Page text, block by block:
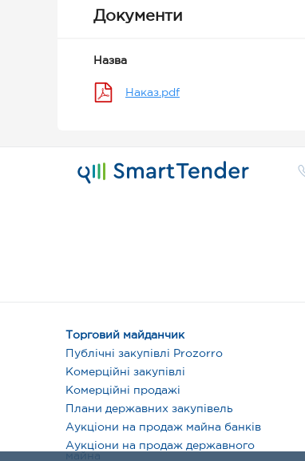
Документи
Назва
Наказ.pdf
Торговий майданчик
Публічні закупівлі Prozorro
Комерційні закупівлі
Комерційні продажі
Плани державних закупівель
Аукціони на продаж майна банків
Аукціони на продаж державного
майна